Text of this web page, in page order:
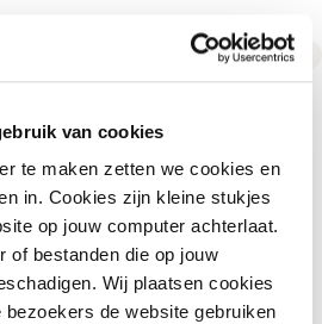
van cookies
te maken zetten we cookies en
in. Cookies zijn kleine stukjes
op jouw computer achterlaat.
of bestanden die op jouw
Wij plaatsen cookies
de website gebruiken